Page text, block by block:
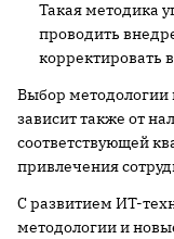
Такая методика
проводить
корректировать
Выбор
зависит также от
соответствующей
привлечения
С развитием ИТ-
методологии и